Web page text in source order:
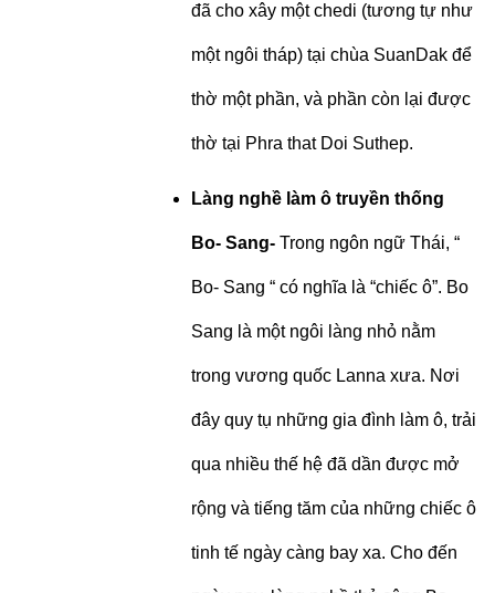
đã cho xây một chedi (tương tự như
một ngôi tháp) tại chùa SuanDak để
thờ một phần, và phần còn lại được
thờ tại Phra that Doi Suthep.
Làng nghề làmô truyền thống
Bo- Sang-Trong ngôn ngữ Thái, “
Bo- Sang “ có nghĩa là “chiếc ô”. Bo
Sang là một ngôi làng nhỏ nằm
trong vương quốc Lanna xưa. Nơi
đây quy tụ những gia đình làm ô, trải
qua nhiều thế hệ đã dần được mở
rộng và tiếng tăm của những chiếc ô
tinh tế ngày càng bay xa. Cho đến